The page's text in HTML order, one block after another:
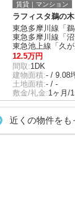
賃貸｜マンション
ラフィスタ鵜の木
東急多摩川線「
東急多摩川線「
東急池上線「久
12.5万円
間取:1DK
建物面積:- / 9.08
土地面積:- / -
敷金/礼金:1ヶ月/
近くの物件をも